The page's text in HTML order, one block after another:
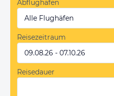
Abflughafen
Alle Flughäfen
Reisezeitraum
09.08.26 - 07.10.26
Reisedauer